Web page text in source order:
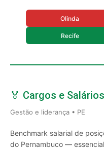
Olinda
Recife
🏅 Cargos e
Gestão e liderança • PE
Benchmark salarial de
do Pernambuco —